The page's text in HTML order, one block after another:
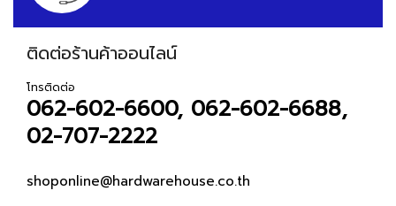
ติดต่อร้านค้าออนไลน์
โทรติดต่อ
062-602-6600, 062-602-6688,
02-707-2222
shoponline@hardwarehouse.co.th